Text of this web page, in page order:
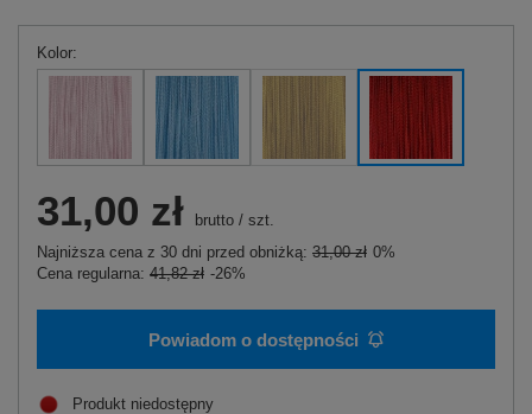
Kolor
31,00 zł brutto / szt.
Najniższa cena z 30 dni przed obniżką: 31,00 zł 0%
Cena regularna: 41,82 zł -26%
Powiadom o dostępności
Produkt niedostępny